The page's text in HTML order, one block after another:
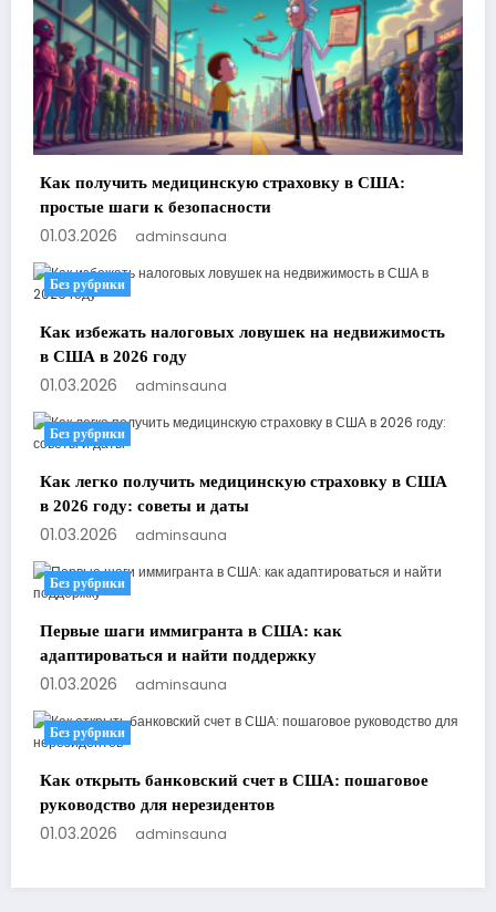
Как получить медицинскую страховку в США:
простые шаги к безопасности
01.03.2026 adminsauna
Без рубрики
Как избежать налоговых ловушек на недвижимость
в США в 2026 году
01.03.2026 adminsauna
Без рубрики
Как легко получить медицинскую страховку в США
в 2026 году: советы и даты
01.03.2026 adminsauna
Без рубрики
Первые шаги иммигранта в США: как
адаптироваться и найти поддержку
01.03.2026 adminsauna
Без рубрики
Как открыть банковский счет в США: пошаговое
руководство для нерезидентов
01.03.2026 adminsauna